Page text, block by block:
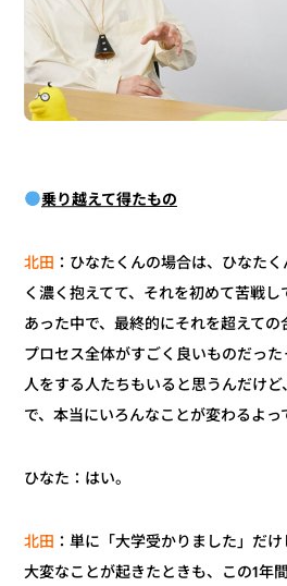
乗り越えて得たもの
北田 ：ひなたくんの場合は、ひなた
く濃く抱えてて、それを初めて苦戦
あった中で、最終的にそれを超えて
プロセス全体がすごく良いものだっ
人をする人たちもいると思うんだけ
で、本当にいろんなことが変わるよっ
ひなた：はい。
北田 ：単に「大学受かりました」だ
大変なことが起きたときも、この1年